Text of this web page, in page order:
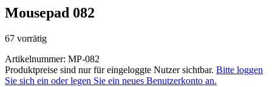
Mousepad 082
67 vorrätig
Artikelnummer: MP-082
Produktpreise sind nur für eingeloggte Nutzer sichtbar. Bitte loggen
Sie sich ein oder legen Sie ein neues Benutzerkonto an.